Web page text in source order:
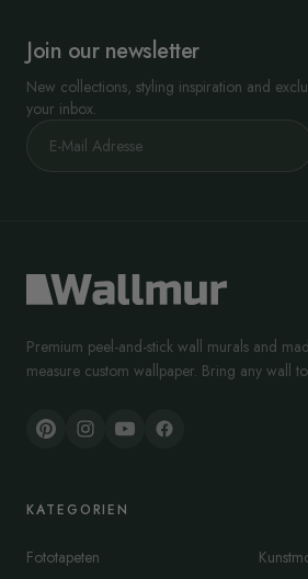
Join our newsletter
New collections, styling inspiration and
your inbox.
Premium peel-and-stick wall murals and
measure custom wallpaper. Bring any wall
KATEGORIEN
Fototapeten